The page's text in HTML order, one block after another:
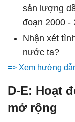
sản lượng
đoạn 2000 -
Nhận xét
nước ta?
=> Xem hướng
D-E: Hoạt
mở rộng